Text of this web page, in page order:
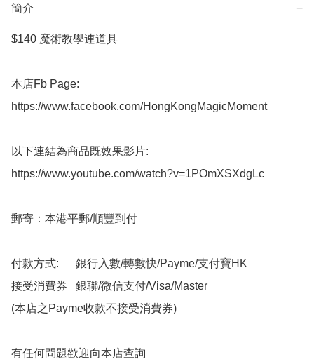
簡介 −
$140 魔術教學連道具
本店Fb Page:
https://www.facebook.com/HongKongMagicMoment
以下連結為商品既效果影片:
https://www.youtube.com/watch?v=1POmXSXdgLc
郵寄：本港平郵/順豐到付
付款方式:      銀行入數/轉數快/Payme/支付寶HK
接受消費券   銀聯/微信支付/Visa/Master
(本店之Payme收款不接受消費券)
有任何問題歡迎向本店查詢